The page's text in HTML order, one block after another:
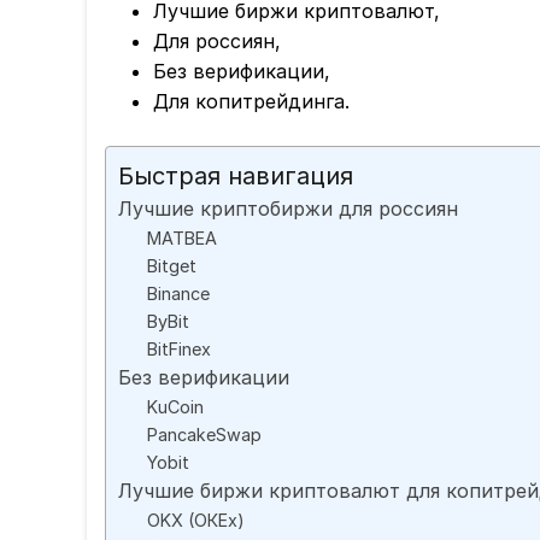
Лучшие биржи криптовалют,
Для россиян,
Без верификации,
Для копитрейдинга.
Быстрая навигация
Лучшие криптобиржи для россиян
MATBEA
Bitget
Binance
ByBit
BitFinex
Без верификации
KuCoin
PancakeSwap
Yobit
Лучшие биржи криптовалют для
OKX (ОКЕх)